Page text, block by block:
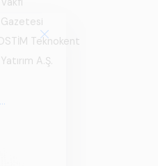
Teknokent
A.Ş.